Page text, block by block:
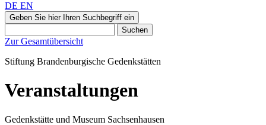
DE EN
Geben Sie hier Ihren Suchbegriff ein
Suchen
Zur Gesamtübersicht
Stiftung Brandenburgische Gedenkstätten
Veranstaltungen
Gedenkstätte und Museum Sachsenhausen